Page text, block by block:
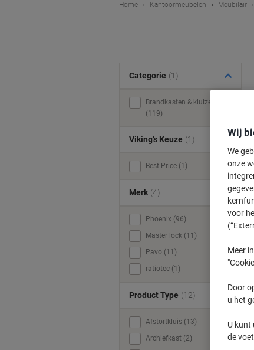
Home Kantoormeubelen Meubilair
Categorie (1)
Brandkasten & kluizen
(119)
Viking’s Keuze (1)
Best Price (1)
Merk (4)
Phoenix (96)
Master lock (11)
Pavo (11)
ratiotec (1)
Product Type (12)
Afstortkluis (13)
Archiefkast (2)
Wij
We
onze
voor
Meer
Door
u het
U kunt
de